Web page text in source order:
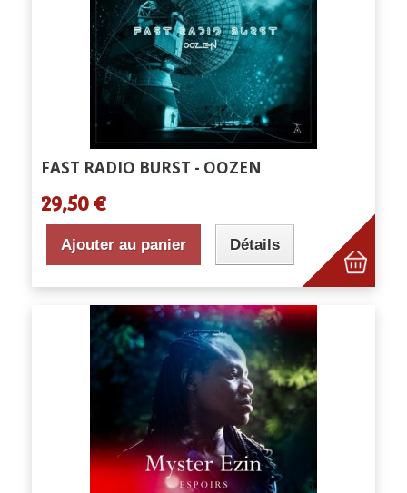
FAST RADIO BURST - OOZEN
29,50 €
Ajouter au panier Détails